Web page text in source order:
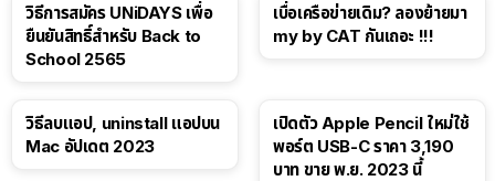
วิธีการสมัคร UNiDAYS เพื่อ
ยืนยันสิทธิ์สำหรับ Back to
School 2565
เบื่อเครือข่ายเดิม? ลองย้ายมา
my by CAT กันเถอะ !!!
วิธีลบแอป, uninstall แอปบน
Mac อัปเดต 2023
เปิดตัว Apple Pencil ใหม่ใช้
พอร์ต USB-C ราคา 3,190
บาท ขาย พ.ย. 2023 นี้